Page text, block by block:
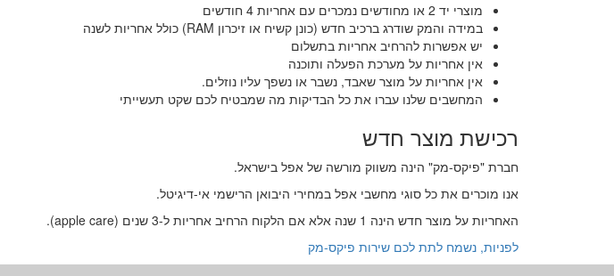
מוצרי יד 2 או מחודשים נמכרים עם אחריות 4 חודשים
במידה והמק שודרג ברכיב חדש (כונן קשיח או זיכרון RAM) כולל אחריות לשנה
יש אפשרות להרחיב אחריות בתשלום
אין אחריות על מערכת הפעלה ותוכנה
אין אחריות על מוצר שאבד, נשבר או נשפך עליו נוזלים.
המחשבים שלנו עברו את כל הבדיקות מה שמבטיח לכם שקט תעשייתי
רכישת מוצר חדש
חברת "פיקס-מק" הינה משווק מורשה של אפל בישראל.
אנו מוכרים את כל סוגי מחשבי אפל במחירי היבואן הרישמי אי-דיגיטל.
האחריות על מוצר חדש הינה 1 שנה אלא אם הלקוח הרחיב אחריות ל-3 שנים (apple care).
לפניות, נשמח לתת לכם שירות פיקס-מק